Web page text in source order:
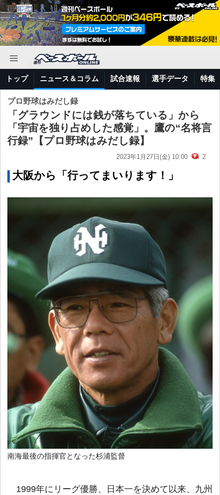
トップ ニュース＆コラム 試合速報 選手データ 特集
プロ野球はみだし録
「グラウンドには銭が落ちている」から
「宇宙を独り占めした感覚」。鷹の“名将言
行録”【プロ野球はみだし録】
2023年1月27日(金) 10:00 2
大阪から「行ってまいります！」
南海最後の指揮官となった杉浦監督
1999年にリーグ優勝、日本一を決めて以来、九州